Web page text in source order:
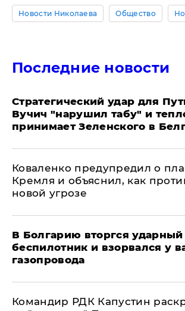
Новости Николаева Общество
Последние новости
Стратегический удар для
Вучич "нарушил табу" и
принимает Зеленского в
Коваленко предупредил о
Кремля и объяснил, как
новой угрозе
В Болгарию вторгся ударный
беспилотник и взорвался у
газопровода
Командир РДК Капустин